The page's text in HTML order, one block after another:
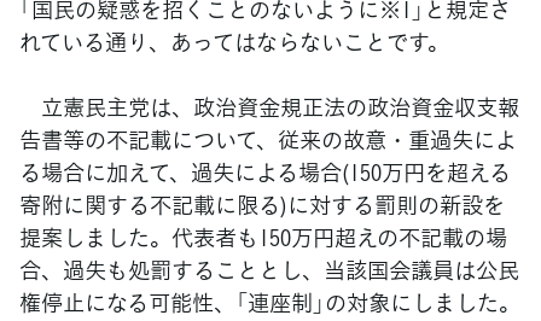
「国民の疑惑を招くことのないように※1」と規定さ
れている通り、あってはならないことです。
立憲民主党は、政治資金規正法の政治資金収支報
告書等の不記載について、従来の故意・重過失によ
る場合に加えて、過失による場合(150万円を超える
寄附に関する不記載に限る)に対する罰則の新設を
提案しました。代表者も150万円超えの不記載の場
合、過失も処罰することとし、当該国会議員は公民
権停止になる可能性、「連座制」の対象にしました。